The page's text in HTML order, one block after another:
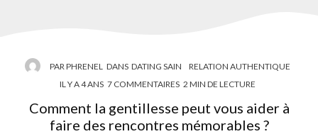
PAR PHRENEL DANS DATING SAIN
RELATION AUTHENTIQUE
IL Y A 4 ANS 7 COMMENTAIRES 2 MIN DE LECTURE
Comment la gentillesse peut vous aider à
faire des rencontres mémorables ?